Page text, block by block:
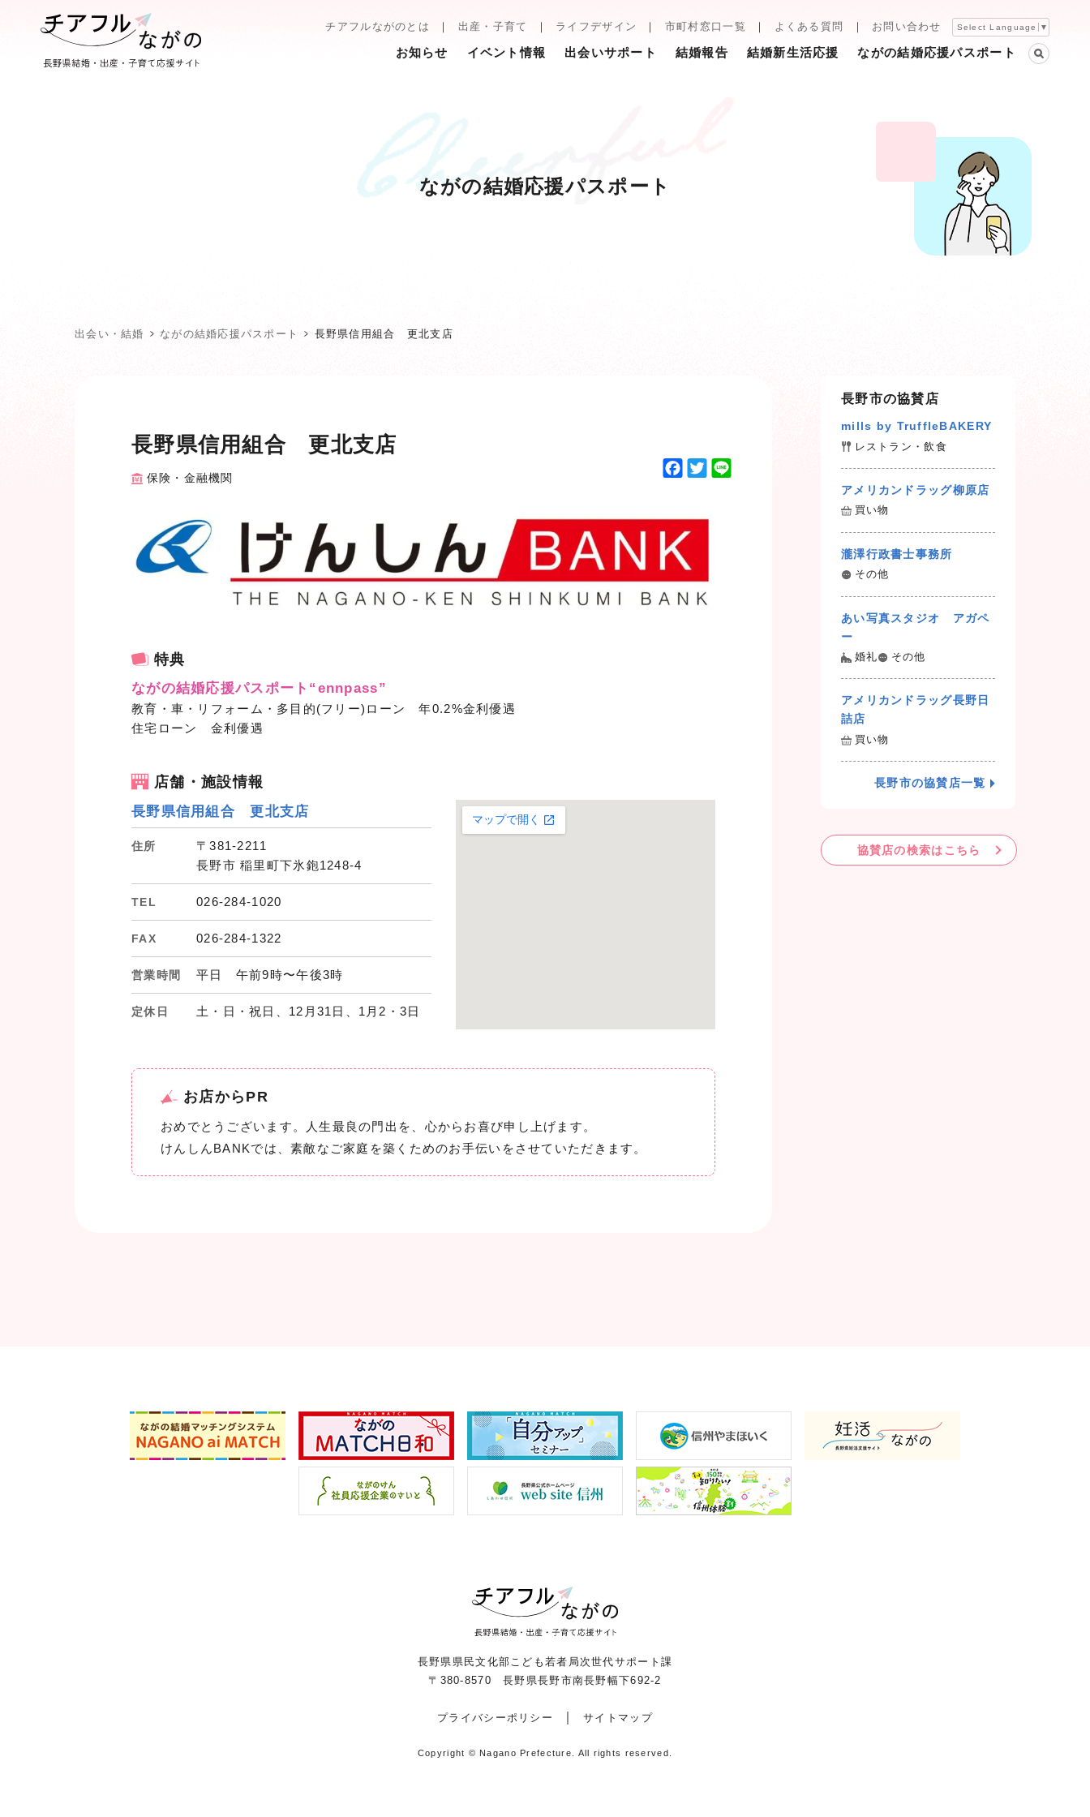
チアフルながのとは 出産・子育て ライフデザイン 市町村窓口一覧 よくある質問 お問い合わせ Select Language ▼
お知らせ イベント情報 出会いサポート 結婚報告 結婚新生活応援 ながの結婚応援パスポート
ながの結婚応援パスポート
出会い・結婚 ながの結婚応援パスポート 長野県信用組合 更北支店
長野県信用組合 更北支店
保険・金融機関
F
b
o
o
k
T
r
特典
ながの結婚応援パスポート“ennpass”
教育・車・リフォーム・多目的(フリー)ローン 年0.2%金利優遇
住宅ローン 金利優遇
店舗・施設情報
長野県信用組合 更北支店
住所
〒381-2211
長野市 稲里町下氷鉋1248-4
TEL 026-284-1020
FAX 026-284-1322
営業時間 平日 午前9時〜午後3時
定休日 土・日・祝日、12月31日、1月2・3日
お店からPR
おめでとうございます。人生最良の門出を、心からお喜び申し上げます。
けんしんBANKでは、素敵なご家庭を築くためのお手伝いをさせていただきます。
長野市の協賛店
mills by TruffleBAKERY
レストラン・飲食
アメリカンドラッグ柳原店
買い物
瀧澤行政書士事務所
その他
あい写真スタジオ アガペ
ー
婚礼 その他
アメリカンドラッグ長野日
詰店
買い物
長野市の協賛店一覧
協賛店の検索はこちら
長野県県民文化部こども若者局次世代サポート課
〒380-8570 長野県長野市南長野幅下692-2
プライバシーポリシー サイトマップ
Copyright © Nagano Prefecture. All rights reserved.